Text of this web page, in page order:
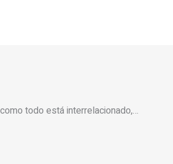
todo está interrelacionado,…